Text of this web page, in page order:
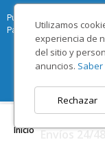
Inicio
Puede darse de baja en
Para ello, consulte
Envíos 24/48h
Utilizamos
experiencia de
del sitio y
anuncios. Saber
Rechazar